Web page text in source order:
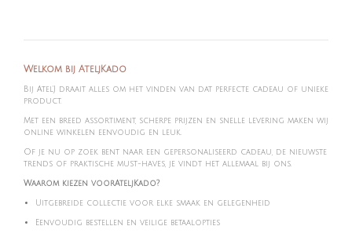
Welkom bij AteljKado
Bij Atel'J draait alles om het vinden van dat perfecte cadeau of unieke
product.
Met een breed assortiment, scherpe prijzen en snelle levering maken wij
online winkelen eenvoudig en leuk.
Of je nu op zoek bent naar een gepersonaliseerd cadeau, de nieuwste
trends of praktische must-haves, je vindt het allemaal bij ons.
Waarom kiezen voorAteljKado?
Uitgebreide collectie voor elke smaak en gelegenheid
Eenvoudig bestellen en veilige betaalopties